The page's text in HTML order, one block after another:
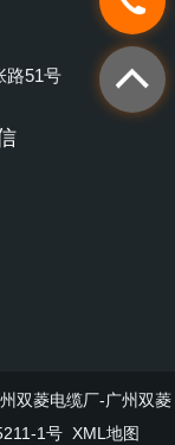
路51号
双菱电缆厂-广州双菱
1号 XML地图